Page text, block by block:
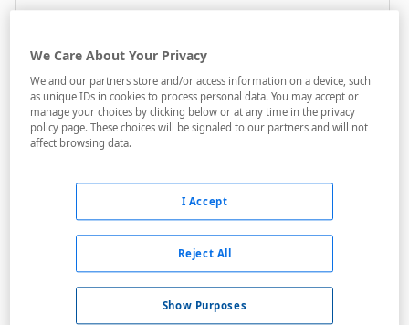
Bougainville
A menos de 750 metros
Bares / Restaurantes
We Care About Your Privacy
We and our partners store and/or access information on a device, such
as unique IDs in cookies to process personal data. You may accept or
manage your choices by clicking below or at any time in the privacy
policy page. These choices will be signaled to our partners and will not
affect browsing data.
Show Purposes
Reject All
I Accept